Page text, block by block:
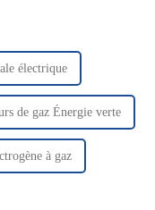
électrique
de gaz Énergie verte
à gaz